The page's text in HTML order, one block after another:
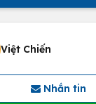
Việt Chiến
Nhắn tin